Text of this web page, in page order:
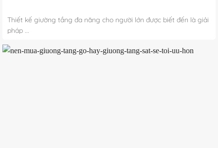
Thiết kế giường tầng đa năng cho người lớn được biết đến là giải
pháp ...